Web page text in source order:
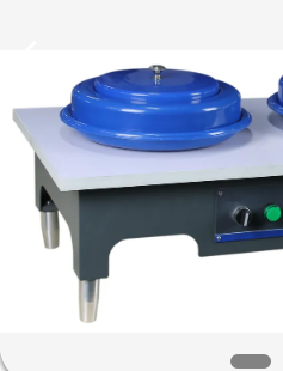
HAUS
PRODUKTE
ÜBER